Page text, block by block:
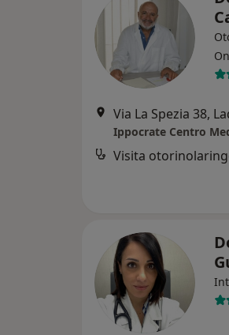
Via La Spezia 38,
Ippocrate Centro
Visita